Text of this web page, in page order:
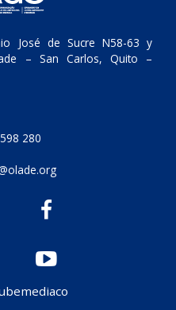
José de Sucre N58-63 y
– San Carlos, Quito –
280